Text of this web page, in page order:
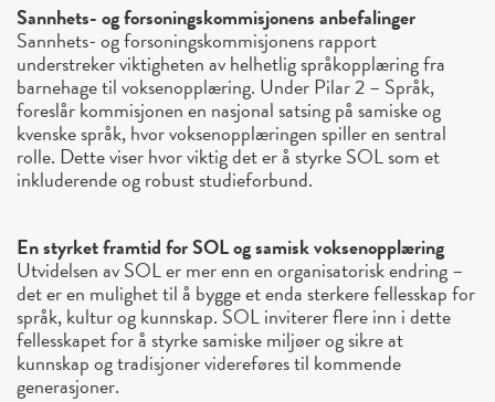
Sannhets- og forsoningskommisjonens anbefalinger
Sannhets- og forsoningskommisjonens rapport
understreker viktigheten av helhetlig språkopplæring fra
barnehage til voksenopplæring. Under Pilar 2 – Språk,
foreslår kommisjonen en nasjonal satsing på samiske og
kvenske språk, hvor voksenopplæringen spiller en sentral
rolle. Dette viser hvor viktig det er å styrke SOL som et
inkluderende og robust studieforbund.
En styrket framtid for SOL og samisk voksenopplæring
Utvidelsen av SOL er mer enn en organisatorisk endring –
det er en mulighet til å bygge et enda sterkere fellesskap for
språk, kultur og kunnskap. SOL inviterer flere inn i dette
fellesskapet for å styrke samiske miljøer og sikre at
kunnskap og tradisjoner videreføres til kommende
generasjoner.